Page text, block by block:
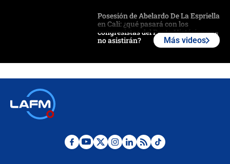
Posesión de Abelardo De La Espriella
en Cali: ¿qué pasará con los
congresistas del Pacto Histórico que
no asistirán?
¿Por qué De la Espriella gobernará
Más videos